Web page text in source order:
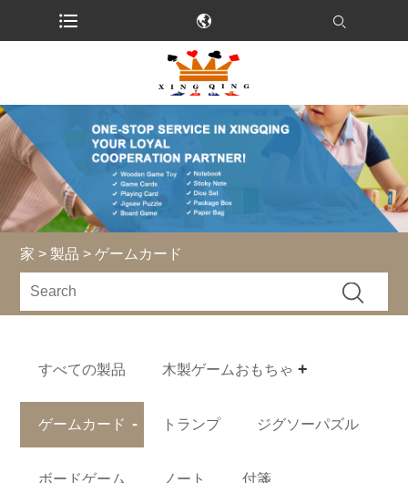
家 > 製品 > ゲームカード
すべての製品 木製ゲームおもちゃ
ゲームカード トランプ ジグソーパズル
ボードゲーム ノート 付箋